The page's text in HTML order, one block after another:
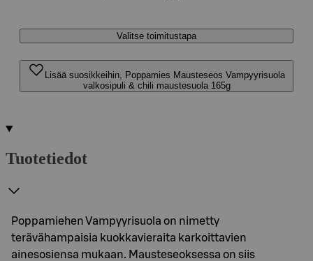
Valitse toimitustapa
Lisää suosikkeihin, Poppamies Mausteseos Vampyyrisuola
valkosipuli & chili maustesuola 165g
Tuotetiedot
Poppamiehen Vampyyrisuola on nimetty
terävähampaisia kuokkavieraita karkoittavien
ainesosiensa mukaan. Mausteseoksessa on siis